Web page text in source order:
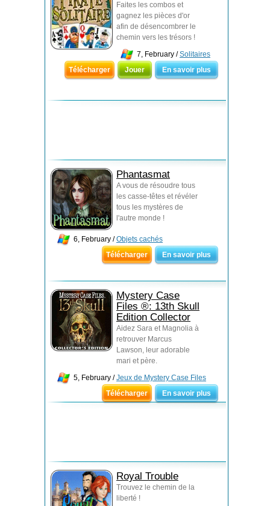
Faites les combos et
gagnez les pièces d'or
afin de désencombrer le
chemin vers les trésors !
7, February /Solitaires
Télécharger
Jouer En savoir plus
Phantasmat
A vous de résoudre tous
les casse-têtes et révéler
tous les mystères de
l'autre monde !
6, February /Objets cachés
Télécharger
En savoir plus
Mystery Case
Files ®: 13th Skull
Edition Collector
Aidez Sara et Magnolia à
retrouver Marcus
Lawson, leur adorable
mari et père.
5, February /Jeux de Mystery Case Files
Télécharger
En savoir plus
Royal Trouble
Trouvez le chemin de la
liberté !